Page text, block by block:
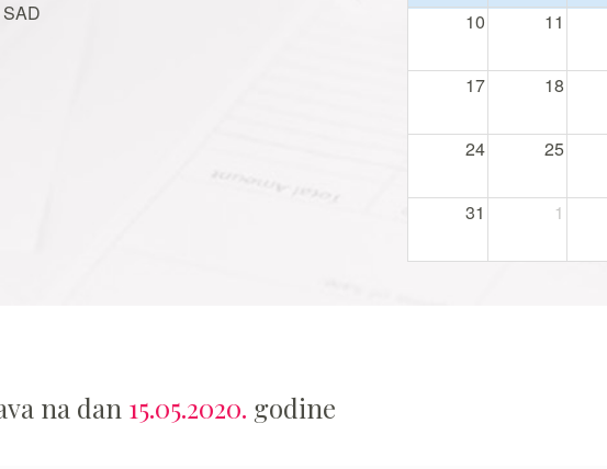
10 11
17 18
24 25
31 1
na dan 15.05.2020. godine